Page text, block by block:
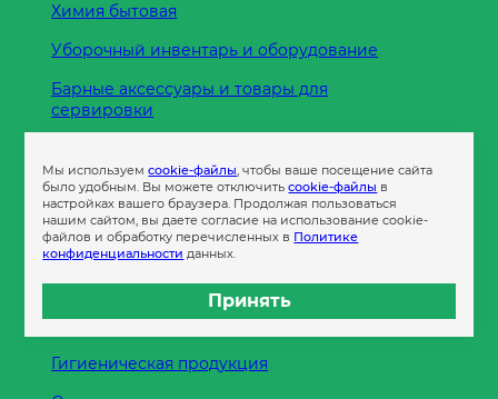
Химия бытовая
Уборочный инвентарь и оборудование
Барные аксессуары и товары для
сервировки
Пленка
Пакеты и сумки
Контейнеры
Бумага офисная
Гигиеническая продукция
Мы используемcookie-файлы, чтобы ваше посещение сайта
было удобным. Вы можете отключитьcookie-файлы в
настройках вашего браузера. Продолжая пользоваться
нашим сайтом, вы даете согласие на использование cookie-
файлов и обработку перечисленных в Политике
конфиденциальности данных.
Принять